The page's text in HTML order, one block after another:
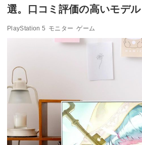
選。口コミ評価の高いモデ
PlayStation 5 モニター ゲーム